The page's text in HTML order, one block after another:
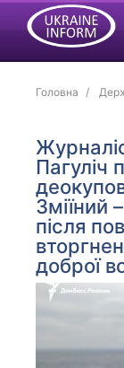
Головна
Пагуліч
Зміїний
після
доброї